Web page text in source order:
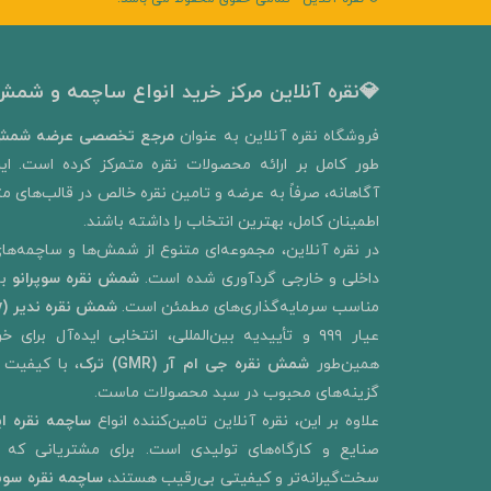
💎نقره آنلاین مرکز خرید انواع ساچمه و
​فروشگاه نقره آنلاین به‌ عنوان مرجع تخصصی عرضه
طور کامل بر ارائه محصولات نقره متمرکز کرده است.
آگاهانه، صرفاً به عرضه و تامین نقره خالص در قالب‌های
اطمینان کامل، بهترین انتخاب را داشته باشند.
در نقره آنلاین، مجموعه‌ای متنوع از شمش‌ها و
داخلی و خارجی گردآوری شده است. شمش نقره سوپرانو
مناسب سرمایه‌گذاری‌های مطمئن است.شمش نقره ندیر (Nadir Metal Refinery)
عیار ۹۹۹ و تأییدیه بین‌المللی، انتخابی
همین‌طور شمش نقره جی ام آر (GMR) ترک
، با
گزینه‌های محبوب در سبد محصولات ماست.
علاوه بر این، نقره آنلاین تامین‌کننده انواعساچمه نقره
صنایع و کارگاه‌های تولیدی است. برای مشتریانی که
سخت‌گیرانه‌تر و کیفیتی بی‌رقیب هستند،ساچمه نقره